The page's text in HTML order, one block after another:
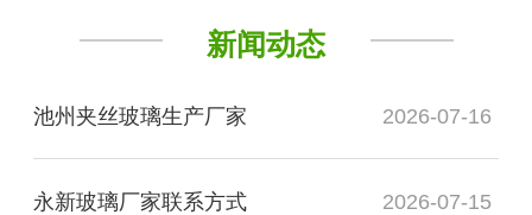
新闻动态
池州夹丝玻璃生产厂家 2026-07-16
永新玻璃厂家联系方式 2026-07-15